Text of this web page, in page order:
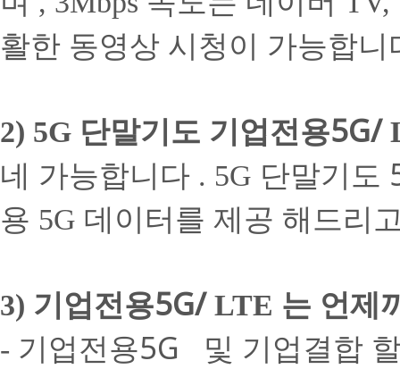
활한 동영상 시청이 가능합니
2) 5G 단말기도 기업전용5G/
네 가능합니다 . 5G 단말기도
용 5G 데이터를 제공 해드리
3) 기업전용5G/ LTE 는 언제
- 기업전용5G
및 기업결합